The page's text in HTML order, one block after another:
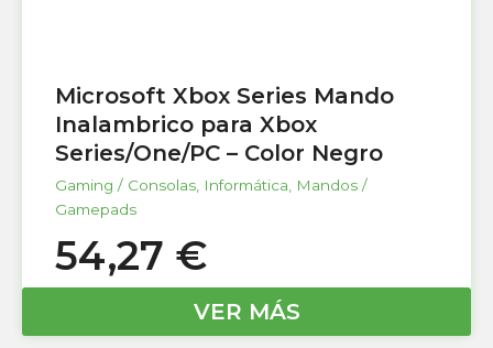
Microsoft Xbox Series Mando
Inalambrico para Xbox
Series/One/PC – Color Negro
Gaming / Consolas, Informática, Mandos /
Gamepads
54,27 €
VER MÁS